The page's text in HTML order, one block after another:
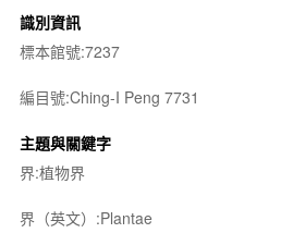
識別資訊
標本館號:7237
編目號:Ching-I Peng 7731
主題與關鍵字
界:植物界
界（英文）:Plantae